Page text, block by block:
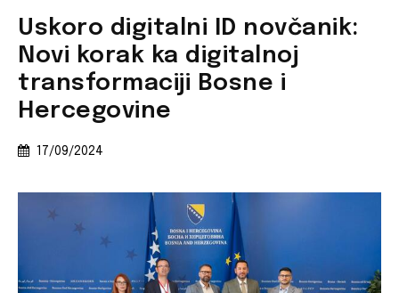
Uskoro digitalni ID novčanik:
Novi korak ka digitalnoj
transformaciji Bosne i
Hercegovine
17/09/2024